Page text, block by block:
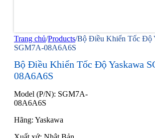
Trang chủ/Products/Bộ Điều Khiển Tốc Độ
SGM7A-08A6A6S
Bộ Điều Khiển Tốc Độ Yaskawa
08A6A6S
Model (P/N): SGM7A-
08A6A6S
Hãng: Yaskawa